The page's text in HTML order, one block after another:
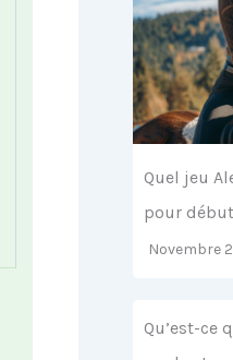
Quel jeu
pour
Novembre
Qu’est-ce